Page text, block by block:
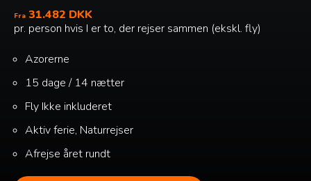
Fra 31.482 DKK
pr. person hvis I er to, der rejser sammen (ekskl. fly)
Azorerne
15 dage / 14 nætter
Fly Ikke inkluderet
Aktiv ferie, Naturrejser
Afrejse året rundt